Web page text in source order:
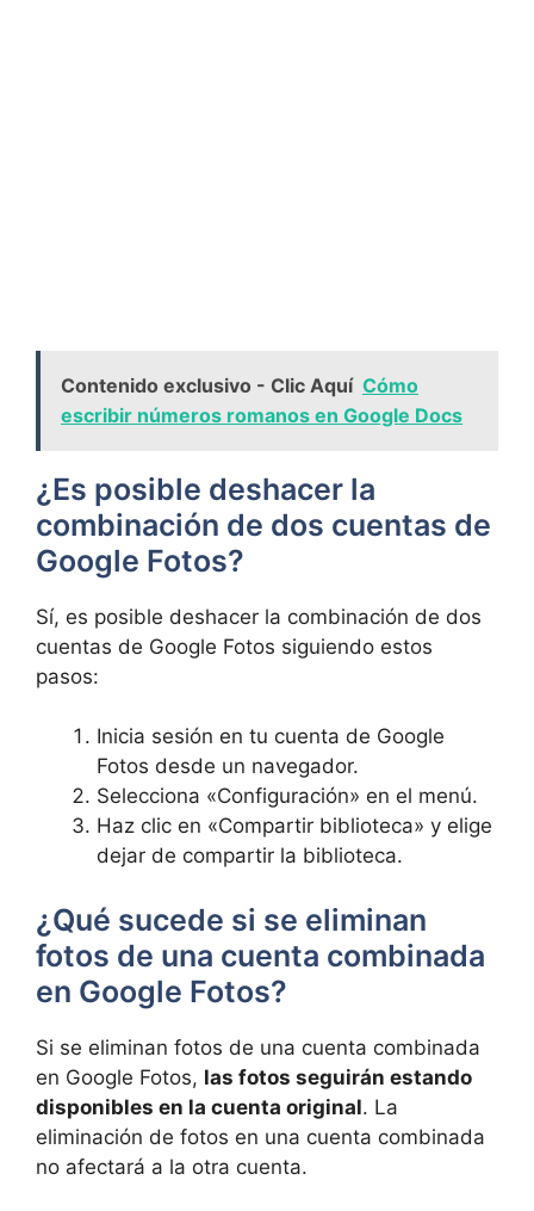
Contenido exclusivo - Clic Aquí Cómo
escribir números romanos en Google Docs
¿Es posible deshacer la
combinación de dos cuentas de
Google Fotos?
Sí, es posible deshacer la combinación ⁣de dos
cuentas de Google Fotos siguiendo estos
pasos:
Inicia sesión en tu cuenta de Google
Fotos desde un navegador.
Selecciona «Configuración»‌ en el menú.
Haz clic en‍ «Compartir biblioteca» y elige
dejar ​de ​compartir la‌ biblioteca.
¿Qué sucede‍ si se eliminan
fotos de una cuenta combinada
en Google Fotos?
Si se eliminan fotos de una cuenta combinada
⁣en Google Fotos, ‍ las fotos seguirán estando
disponibles en la cuenta original. La
eliminación de fotos ‌en una cuenta‍ combinada
no afectará​ a la otra cuenta. ‍